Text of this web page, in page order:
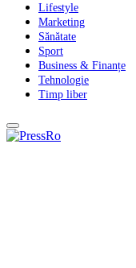
Lifestyle
Marketing
Sănătate
Sport
Business & Finanțe
Tehnologie
Timp liber